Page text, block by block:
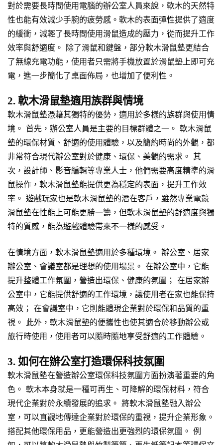
對於需要長時間使用電腦的辦公室人員來說，軟木的天然特
性也能有效減少手腕的疲勞感。軟木的表面彈性提供了適度
的緩衝，減輕了長時間使用滑鼠造成的壓力，從而提升工作
效率與舒適度。 除了滑鼠和鍵盤，部分軟木滑鼠墊更結合
了無線充電功能，使用者只需將手機放置於滑鼠墊上即可充
電，進一步簡化了桌面佈局，也增加了便利性。
2. 軟木滑鼠墊適用族群與情境
軟木滑鼠墊憑藉其獨特的優勢，適用於多樣的族群與使用情
境。 首先，辦公室人員是主要的目標群體之一。 軟木滑鼠
墊的環保材質、舒適的使用體驗，以及簡約時尚的外觀，都
非常符合現代辦公室對於健康、環保、美觀的需求。 其
次，設計師、影音編輯等專業人士，他們需要高度精準的滑
鼠操作，軟木滑鼠墊能提供更為穩定的表面，提升工作效
率。 遊戲玩家也是軟木滑鼠墊的潛在客戶，雖然專業電競
滑鼠墊在性能上可能更勝一籌，但軟木滑鼠墊的舒適度與獨
特的質感，能為遊戲體驗帶來不一樣的感受。
在情境方面，軟木滑鼠墊適用於多種環境。 辦公室、居家
辦公室、會議室都是理想的使用場景。 在辦公室中，它能
提升整體工作氛圍，營造出環保、健康的氛圍； 在居家辦
公室中，它能提供舒適的工作環境，讓使用者在家也能保持
高效； 在會議室中，它則能體現企業對於環保和品質的重
視。 此外，軟木滑鼠墊的便攜性也使其適合於移動辦公或
旅行時使用，使用者可以隨時隨地享受舒適的工作體驗。
3. 如何在辦公室打造環保科技氛圍
軟木滑鼠墊在營造辦公室環保科技氛圍方面扮演著重要的角
色。 軟木本身就是一種可再生、可降解的環保材料，符合
現代企業對於永續發展的追求。 將軟木滑鼠墊融入辦公
室，可以直觀地傳達企業對於環保的重視，提升企業形象。
搭配其他環保用品，更能營造出更強烈的環保氛圍。 例